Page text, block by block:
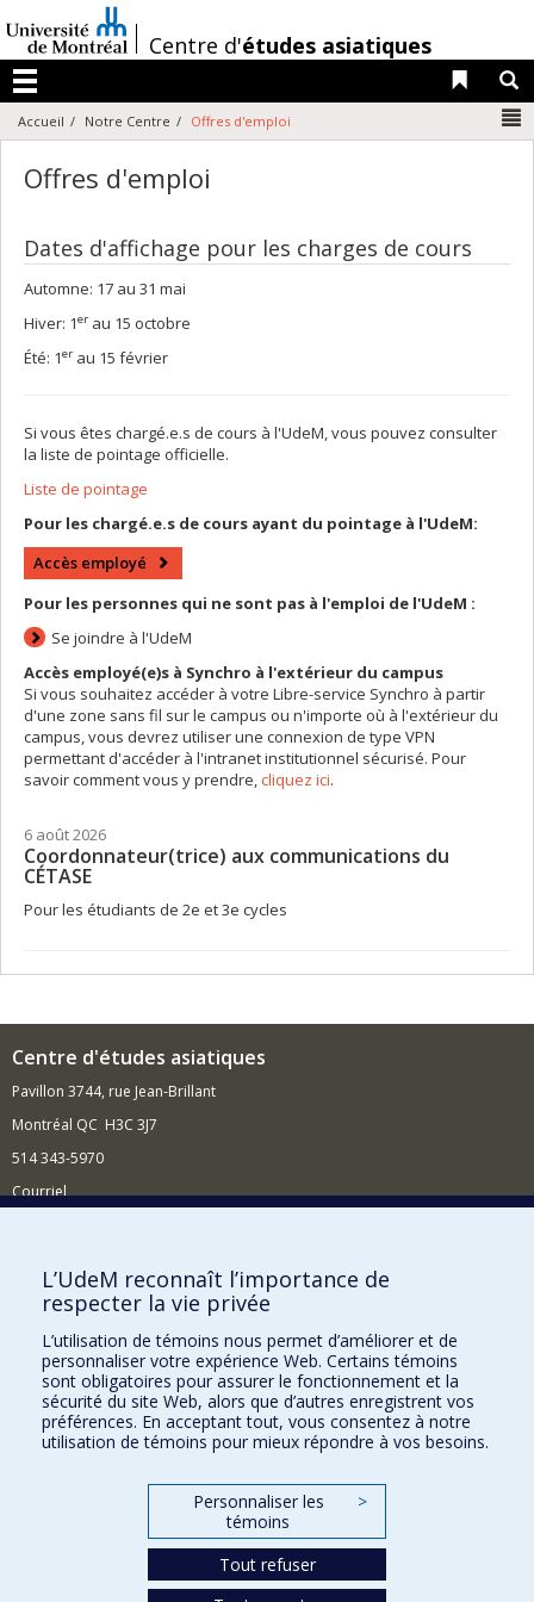
au
contenu
/
Centre d'études asiatiques
Menu
Liens
Accueil Notre Centre Offres d'emploi
Offres d'emploi
Dates d'affichage pour les charges de cours
Automne: 17 au 31 mai
Hiver: 1er au 15 octobre
Été: 1er au 15 février
Si vous êtes chargé.e.s de cours à l'UdeM, vous pouvez consulter
la liste de pointage officielle.
Liste de pointage
Pour les chargé.e.s de cours ayant du pointage à l'UdeM:
Accès employé
Pour les personnes qui ne sont pas à l'emploi de l'UdeM :
Se joindre à l'UdeM
Accès employé(e)s à Synchro à l'extérieur du campus
Si vous souhaitez accéder à votre Libre-service Synchro à partir
d'une zone sans fil sur le campus ou n'importe où à l'extérieur du
campus, vous devrez utiliser une connexion de type VPN
permettant d'accéder à l'intranet institutionnel sécurisé. Pour
savoir comment vous y prendre, cliquez ici.
6 août 2026
Coordonnateur(trice) aux communications du
CÉTASE
Pour les étudiants de 2e et 3e cycles
Centre d'études asiatiques
Pavillon 3744, rue Jean-Brillant
Montréal QC H3C 3J7
514 343-5970
Courriel
Comment soutenir le Centre ?
BESOIN D'AIDE?
Plan du site
Signaler une erreur
Accessibilité
FACULTÉ DES ARTS ET DES SCIENCES
Nos départements et écoles
L’UdeM reconnaît l’importance de
respecter la vie privée
L’utilisation de témoins nous permet d’améliorer et de
personnaliser votre expérience Web. Certains témoins
sont obligatoires pour assurer le fonctionnement et la
sécurité du site Web, alors que d’autres enregistrent vos
préférences. En acceptant tout, vous consentez à notre
utilisation de témoins pour mieux répondre à vos besoins.
Personnaliser les
témoins
>
Tout refuser